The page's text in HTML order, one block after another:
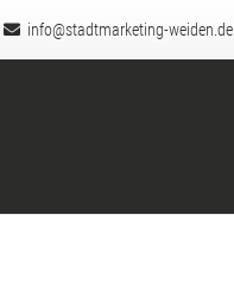
info@stadtmarketing-weiden.de